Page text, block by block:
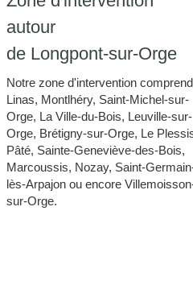
autour
de Longpont-sur-Orge
Notre zone d'intervention comprend
Linas, Montlhéry, Saint-Michel-sur-
Orge, La Ville-du-Bois, Leuville-sur-
Orge, Brétigny-sur-Orge, Le
Pâté, Sainte-Geneviève-des-Bois,
Marcoussis, Nozay, Saint-
lès-Arpajon ou encore
sur-Orge.